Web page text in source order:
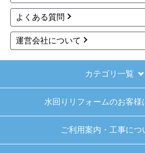
2025年11月9日 07:54
欲しい商品をスムーズに注文できまし
はい
ショップからの連絡や対応は適切でし
予定の期日までに商品が届きましたか
はい
よくある質問
運営会社について
カテゴリ一覧
水回りリフォームのお客様
ご利用案内・工事につ